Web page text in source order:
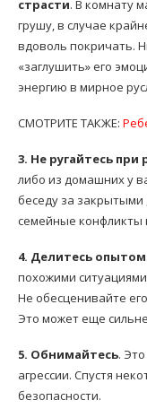
страсти. В комнату
грушу, в случае
вдоволь покричать.
«заглушить» его
энергию в мирное
СМОТРИТЕ ТАКЖЕ:
3. Не ругайтесь при
либо из домашних у
беседу за
семейные конфликты
4. Делитесь опытом
похожими ситуациями
Не обесценивайте
Это может еще
5. Обнимайтесь.
агрессии. Спустя
безопасности.